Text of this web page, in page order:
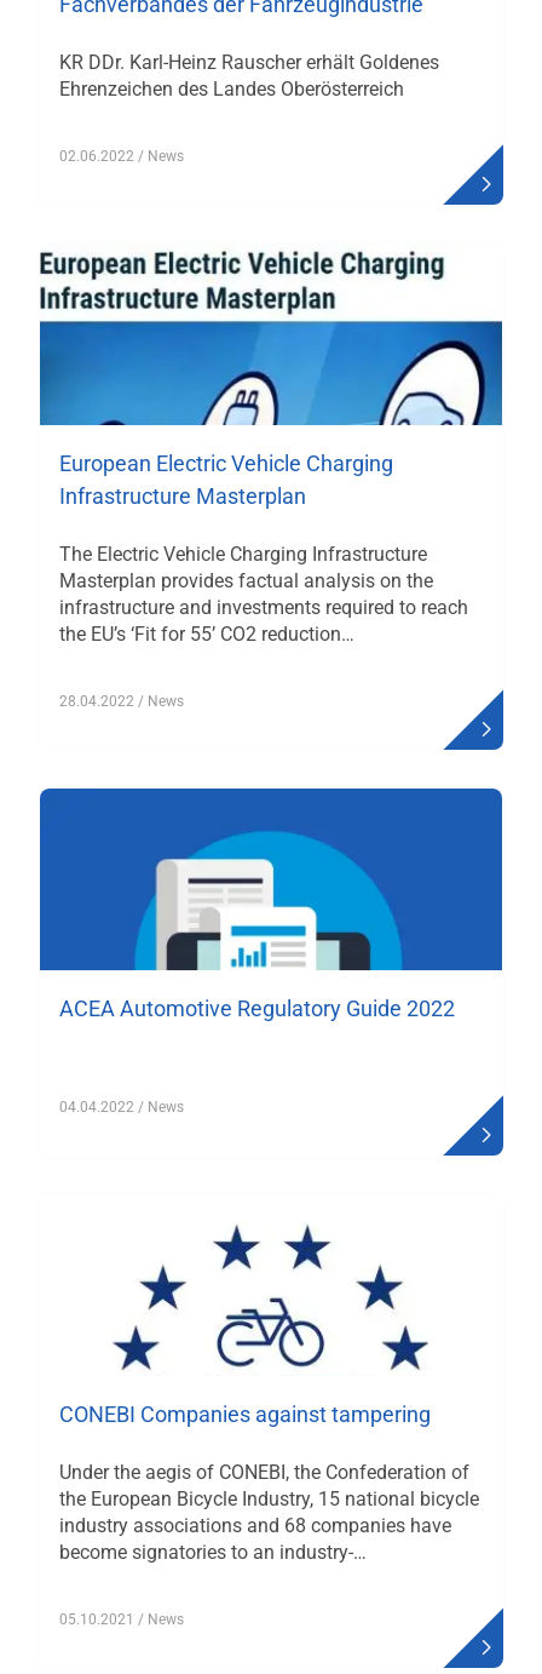
KR DDr. Karl-Heinz Rauscher erhält Goldenes
Ehrenzeichen des Landes Oberösterreich
02.06.2022 / News
European Electric Vehicle Charging
Infrastructure Masterplan
The Electric Vehicle Charging Infrastructure
Masterplan provides factual analysis on the
infrastructure and investments required to reach
the EU’s ‘Fit for 55’ CO2 reduction…
28.04.2022 / News
ACEA Automotive Regulatory Guide 2022
04.04.2022 / News
CONEBI Companies against tampering
Under the aegis of CONEBI, the Confederation of
the European Bicycle Industry, 15 national bicycle
industry associations and 68 companies have
become signatories to an industry-…
05.10.2021 / News